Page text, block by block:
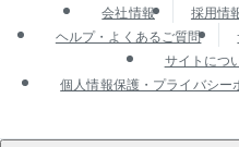
会社情報 採用情
ヘルプ・よくあるご質問
サイトにつ
個人情報保護・プライバシー